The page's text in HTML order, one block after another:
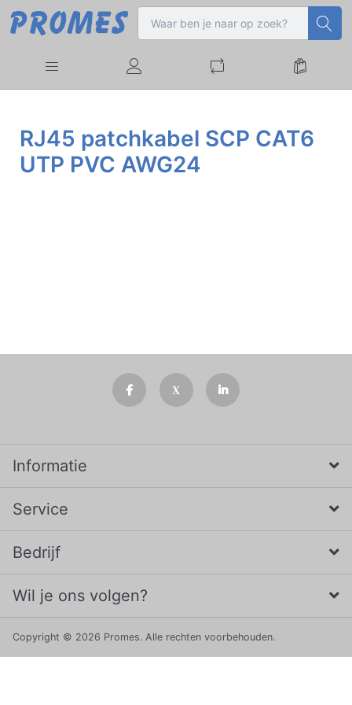
RJ45 patchkabel SCP CAT6
UTP PVC AWG24
Informatie
Service
Bedrijf
Wil je ons volgen?
Copyright © 2026 Promes. Alle rechten voorbehouden.